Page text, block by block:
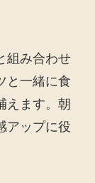
組み合わせ
と一緒に食
えます。朝
アップに役